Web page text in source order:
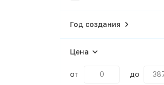
Год создания
Цена
от до